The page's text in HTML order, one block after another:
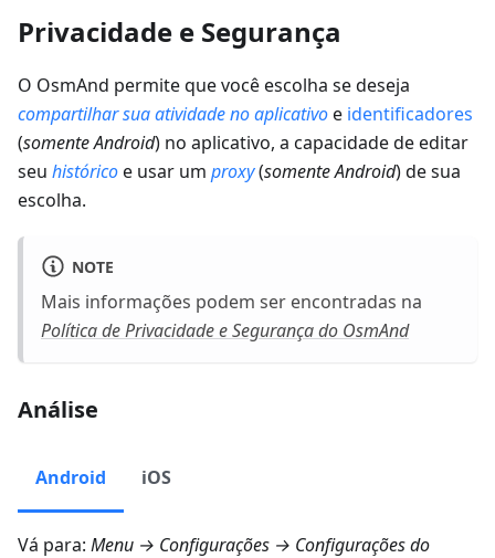
Privacidade e Segurança
O OsmAnd permite que você escolha se deseja
compartilhar sua atividade no aplicativoe identificadores
(somente Android) no aplicativo, a capacidade de editar
seu históricoe usar um proxy(somente Android) de sua
escolha.
NOTE
Mais informações podem ser encontradas na
Política de Privacidade e Segurança do OsmAnd
Análise
Android iOS
Vá para: Menu → Configurações → Configurações do